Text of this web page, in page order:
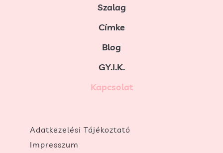
Szalag
Címke
Blog
GY.I.K.
Kapcsolat
Adatkezelési Tájékoztató
Impresszum